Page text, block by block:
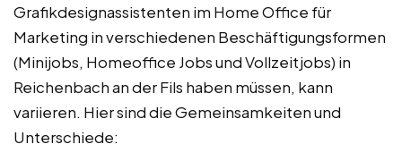
Grafikdesignassistenten im Home Office für
Marketing in verschiedenen Beschäftigungsformen
(Minijobs, Homeoffice Jobs und Vollzeitjobs) in
Reichenbach an der Fils haben müssen, kann
variieren. Hier sind die Gemeinsamkeiten und
Unterschiede: